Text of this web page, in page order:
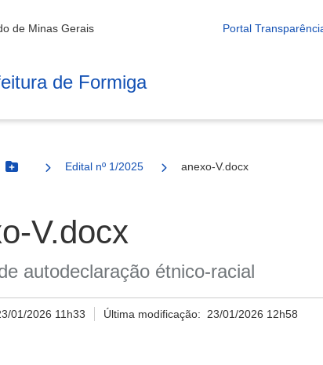
de Minas Gerais Portal
de Formiga
Botão Menu
Edital nº 1/2025 anexo-V.docx
V.docx
autodeclaração étnico-racial
01/2026 11h33 Última modificação: 23/01/2026 12h58